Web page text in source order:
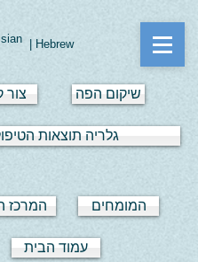
| Hebrew
צור שיקום הפה
גלריה תוצאות
המרכז המומחים
עמוד הבית